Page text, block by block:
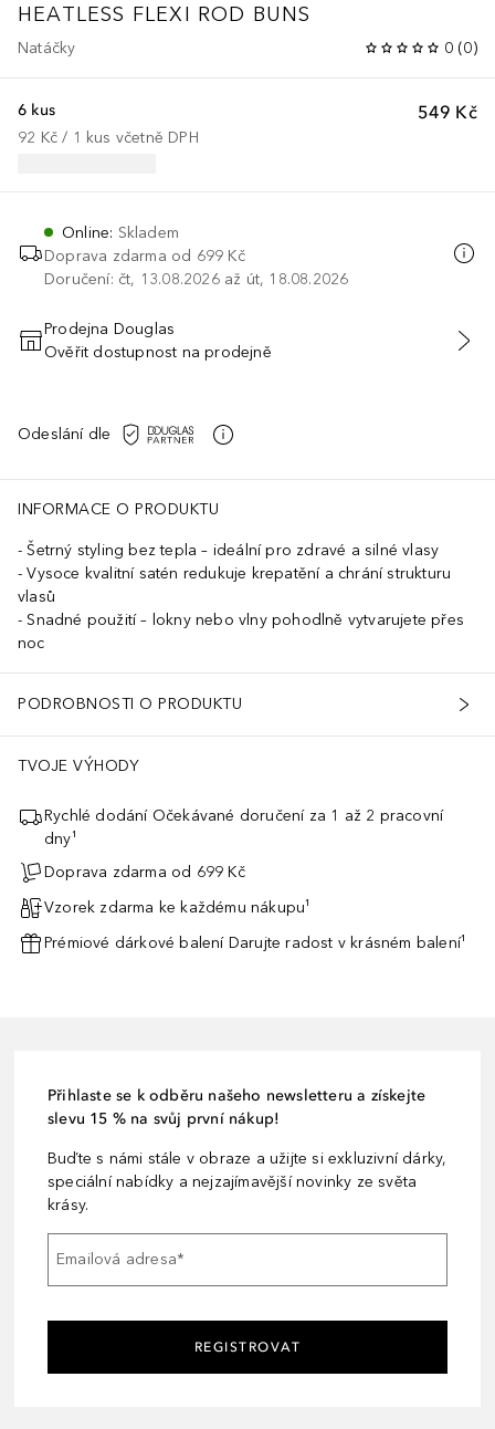
HEATLESS FLEXI ROD BUNS
Natáčky 0 (0)
549 Kč
6 kus
92 Kč / 1 kus včetně DPH
Online: Skladem
Doprava zdarma od 699 Kč
Doručení: čt, 13.08.2026 až út, 18.08.2026
PŘIDAT DO KOŠÍKU
Prodejna Douglas
Ověřit dostupnost na prodejně
Odeslání dle
INFORMACE O PRODUKTU
Šetrný styling bez tepla – ideální pro zdravé a silné vlasy
Vysoce kvalitní satén redukuje krepatění a chrání strukturu
vlasů
Snadné použití – lokny nebo vlny pohodlně vytvarujete přes
noc
PODROBNOSTI O PRODUKTU
TVOJE VÝHODY
Rychlé dodání Očekávané doručení za 1 až 2 pracovní
dny¹
Doprava zdarma od 699 Kč
Vzorek zdarma ke každému nákupu¹
Prémiové dárkové balení Darujte radost v krásném balení¹
Přihlaste se k odběru našeho newsletteru a získejte
slevu 15 % na svůj první nákup!
Buďte s námi stále v obraze a užijte si exkluzivní dárky,
speciální nabídky a nejzajímavější novinky ze světa
krásy.
Emailová adresa*
REGISTROVAT